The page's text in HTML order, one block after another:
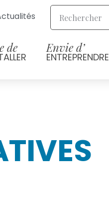
de Envie d’
ENTREPRENDRE